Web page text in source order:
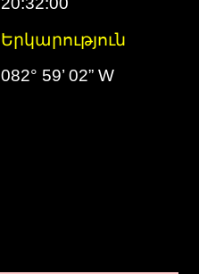
Երկարություն
082° 59’ 02” W